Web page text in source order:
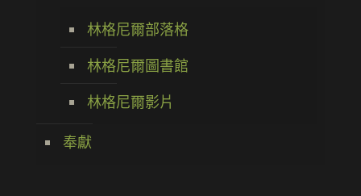
林格尼爾部落格
林格尼爾圖書館
林格尼爾影片
奉獻